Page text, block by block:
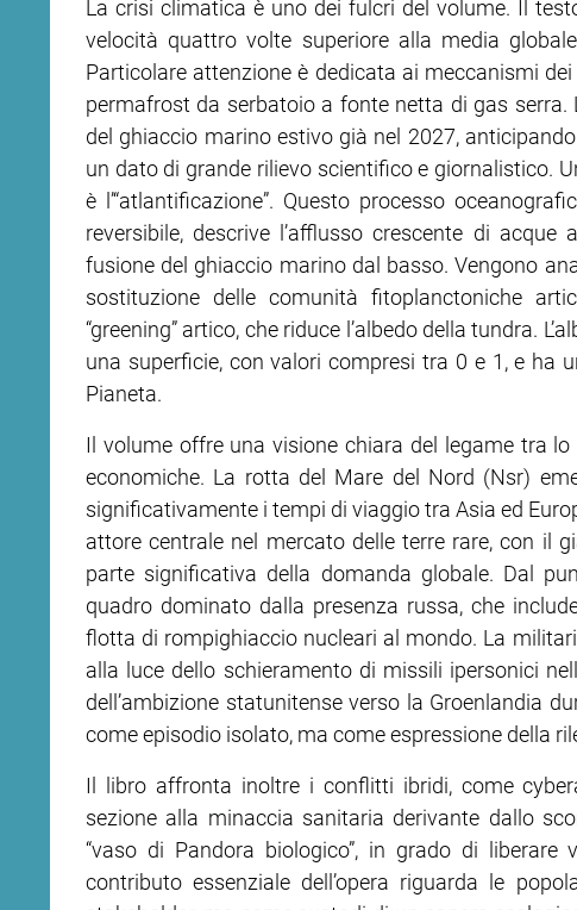
La crisi climatica è uno dei fulcri del volume. Il
velocità quattro volte superiore alla media
Particolare attenzione è dedicata ai meccanismi
permafrost da serbatoio a fonte netta di gas
del ghiaccio marino estivo già nel 2027,
un dato di grande rilievo scientifico e giornalistico.
è l’“atlantificazione”. Questo processo
reversibile, descrive l’afflusso crescente di
fusione del ghiaccio marino dal basso. Vengono
sostituzione delle comunità fitoplanctoniche
“greening” artico, che riduce l’albedo della tundra.
una superficie, con valori compresi tra 0 e 1, e ha
Pianeta.
Il volume offre una visione chiara del legame tra
economiche. La rotta del Mare del Nord (Nsr)
significativamente i tempi di viaggio tra Asia ed
attore centrale nel mercato delle terre rare, con il
parte significativa della domanda globale. Dal
quadro dominato dalla presenza russa, che
flotta di rompighiaccio nucleari al mondo. La
alla luce dello schieramento di missili ipersonici
dell’ambizione statunitense verso la Groenlandia
come episodio isolato, ma come espressione della
Il libro affronta inoltre i conflitti ibridi, come
sezione alla minaccia sanitaria derivante dallo
“vaso di Pandora biologico”, in grado di
contributo essenziale dell’opera riguarda le